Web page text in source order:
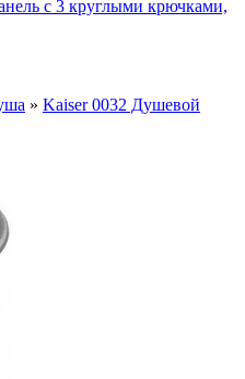
с 3 круглыми крючками,
» Kaiser 0032 Душевой